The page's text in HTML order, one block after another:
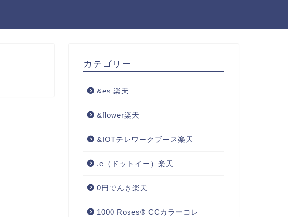
カテゴリー
&est楽天
&flower楽天
&IOTテレワークブース楽天
.e（ドットイー）楽天
0円でんき楽天
1000 Roses® CCカラーコレ